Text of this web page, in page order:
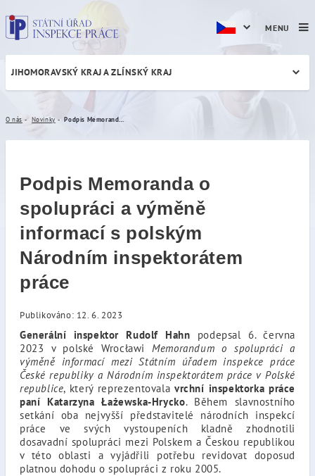
Podpis Memoranda o
JIHOMORAVSKÝ KRAJ A ZLÍNSKÝ KRAJ
O nás Novinky
Podpis Memoranda o
spolupráci a výměně
informací s polským
Národním inspektorátem
práce
Publikováno: 12. 6. 2023
Generální inspektor Rudolf Hahn podepsal 6. června
2023 v polské Wrocławi Memorandum o spolupráci a
výměně informací mezi Státním úřadem inspekce práce
České republiky a Národním inspektorátem práce v Polské
republice, který reprezentovalavrchní inspektorka práce
paní Katarzyna Łażewska-Hrycko. Během slavnostního
setkání oba nejvyšší představitelé národních inspekcí
práce ve svých vystoupeních kladně zhodnotili
dosavadní spolupráci mezi Polskem a Českou republikou
v této oblasti a vyjádřili potřebu revidovat doposud
platnou dohodu o spolupráci z roku 2005.
MENU